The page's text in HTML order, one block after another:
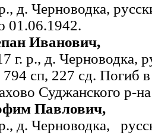
д. Черновод­ка,
01.06.1942.
Иванович,
г. р., д. Чер­новодка,
сп, 227 сд. Погиб
Суджанского р-
Павлович,
р., д. Черновод­ка,